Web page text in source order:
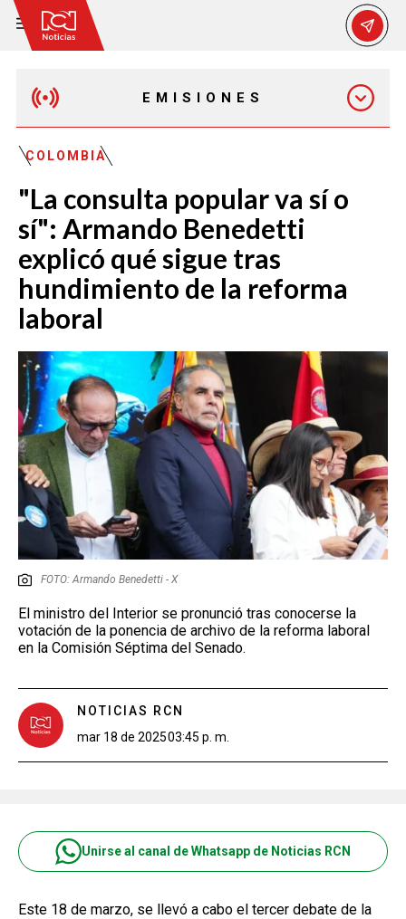
EMISIONES
EMISIÓN 7:00 PM
COLOMBIA
"La consulta popular va sí o
sí": Armando Benedetti
explicó qué sigue tras
hundimiento de la reforma
laboral
FOTO: Armando Benedetti - X
El ministro del Interior se pronunció tras conocerse la
votación de la ponencia de archivo de la reforma laboral
en la Comisión Séptima del Senado.
NOTICIAS RCN
mar 18 de 202503:45 p. m.
Unirse al canal de Whatsapp de Noticias RCN
Este 18 de marzo, se llevó a cabo el tercer debate de la